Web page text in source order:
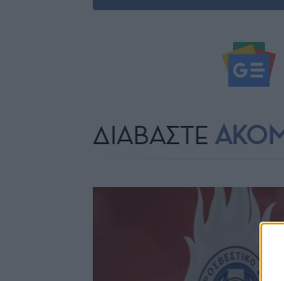
ΔΙΑΒΑΣΤΕ